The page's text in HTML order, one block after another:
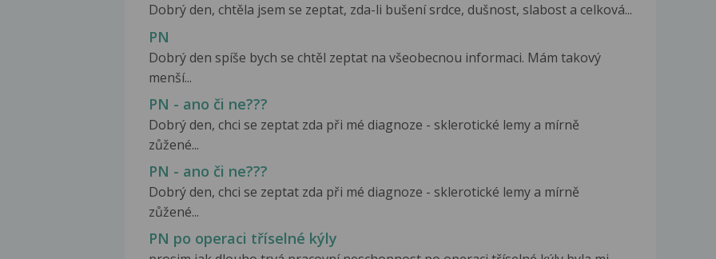
Dobrý den, chtěla jsem se zeptat, zda-li bušení srdce, dušnost, slabost a celková...
PN
Dobrý den spíše bych se chtěl zeptat na všeobecnou informaci. Mám takový
menší...
PN - ano či ne???
Dobrý den, chci se zeptat zda při mé diagnoze - sklerotické lemy a mírně
zůžené...
PN - ano či ne???
Dobrý den, chci se zeptat zda při mé diagnoze - sklerotické lemy a mírně
zůžené...
PN po operaci tříselné kýly